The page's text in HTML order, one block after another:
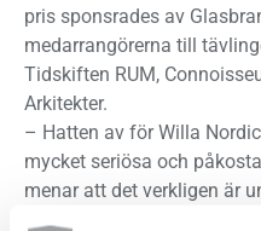
pris sponsrades av
medarrangörerna till
Tidskiften RUM,
Arkitekter.
– Hatten av för Willa
mycket seriösa och
menar att det verkligen är